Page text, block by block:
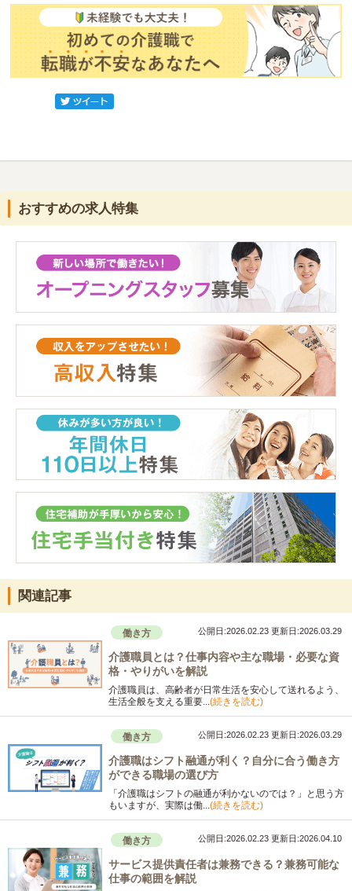
おすすめの求人特集
関連記事
働き方 公開日:2026.02.23 更新日:2026.03.29
介護職員とは？仕事内容や主な職場・必要な資
格・やりがいを解説
介護職員は、高齢者が日常生活を安心して送れるよう、
生活全般を支える重要...(続きを読む)
働き方 公開日:2026.02.23 更新日:2026.03.29
介護職はシフト融通が利く？自分に合う働き方
ができる職場の選び方
「介護職はシフトの融通が利かないのでは？」と思う方
もいますが、実際は働...(続きを読む)
働き方 公開日:2026.02.23 更新日:2026.04.10
サービス提供責任者は兼務できる？兼務可能な
仕事の範囲を解説